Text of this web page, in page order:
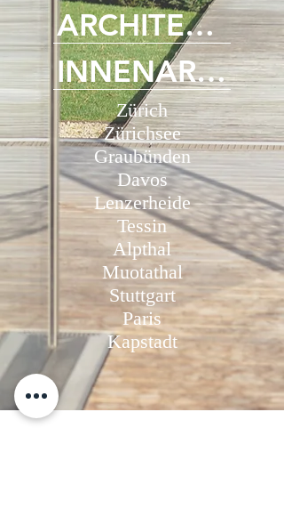
ARCHITEKTUR
INNENARCHITEKTUR
Zürich
Zürichsee
Graubünden
Davos
Lenzerheide
Tessin
Alpthal
Muotathal
Stuttgart
Paris
Kapstadt​